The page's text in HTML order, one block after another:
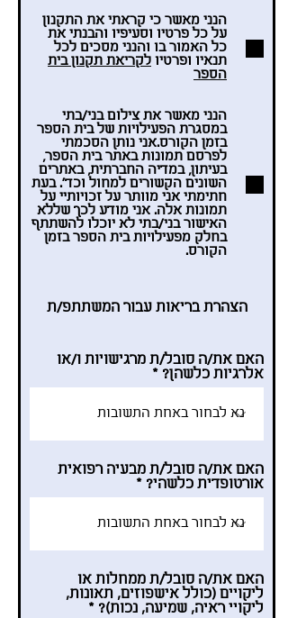
הנני מאשר כי קראתי את התקנון
על כל פרטיו וסעיפיו והבנתי את
כל האמור בו והנני מסכים לכל
תנאיו ופרטיו לקריאת תקנון בית
הספר
הנני מאשר את צילום בני/בתי
במסגרת הפעילויות של בית הספר
בזמן הקורס.אני נותן הסכמתי
לפרסם תמונות באתר בית הספר,
בעיתון, במדיה החברתית, באתרים
השונים הקשורים למחול וכד׳. בעת
חתימתי אני מוותר על זכויותיי על
תמונות אלה. אני מודע לכך שללא
האישור בני/בתי לא יוכלו להשתתף
בחלק מפעילויות בית הספר בזמן
הקורס.
הצהרת בריאות עבור המשתתפ/ת
האם את/ה סובל/ת מרגישויות ו/או
אלרגיות כלשהן?
האם את/ה סובל/ת מבעיה רפואית
אורטופדית כלשהי?
האם את/ה סובל/ת ממחלות או
ליקויים (כולל אישפוזים, תאונות,
ליקויי ראיה, שמיעה, נכות)?